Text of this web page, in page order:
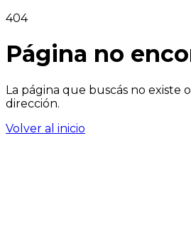
404
Página no
La página que buscás no existe
dirección.
Volver al inicio